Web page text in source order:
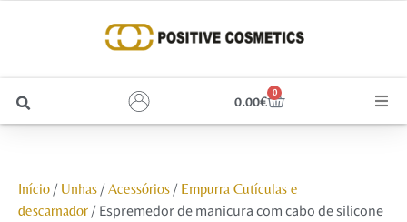
0.00€
0
Unhas
Início/ Unhas/ Acessórios/ Empurra Cutículas e
descarnador/ Espremedor de manicura com cabo de silicone